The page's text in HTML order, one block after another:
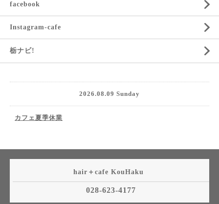
facebook
Instagram-cafe
栃ナビ!
2026.08.09 Sunday
カフェ夏季休業
hair＋cafe KouHaku
028-623-4177